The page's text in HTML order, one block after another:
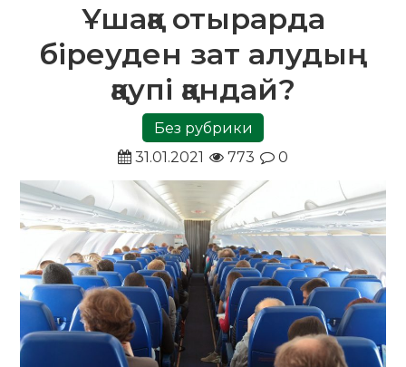
Ұшаққа отырарда
біреуден зат алудың
қаупі қандай?
Без рубрики
31.01.2021
773 0